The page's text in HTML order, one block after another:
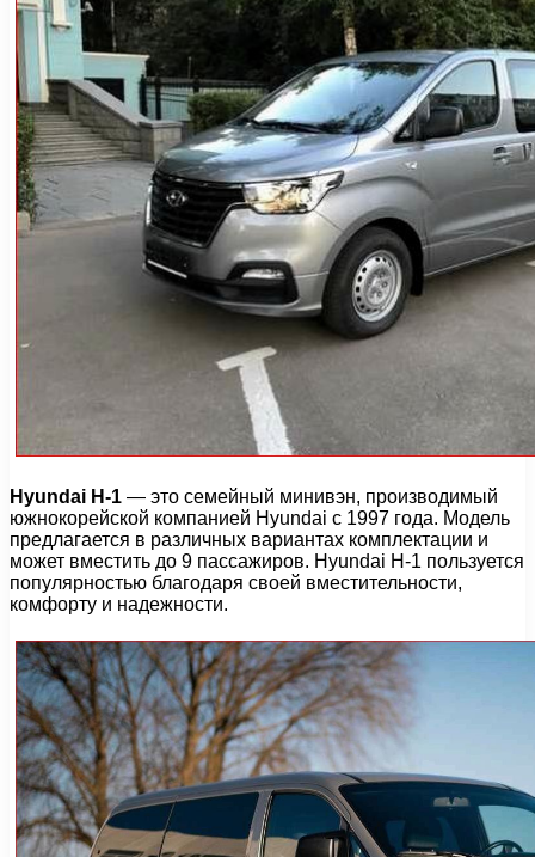
Hyundai H-1 — это семейный минивэн, производимый
южнокорейской компанией Hyundai с 1997 года. Модель
предлагается в различных вариантах комплектации и
может вместить до 9 пассажиров. Hyundai H-1 пользуется
популярностью благодаря своей вместительности,
комфорту и надежности.